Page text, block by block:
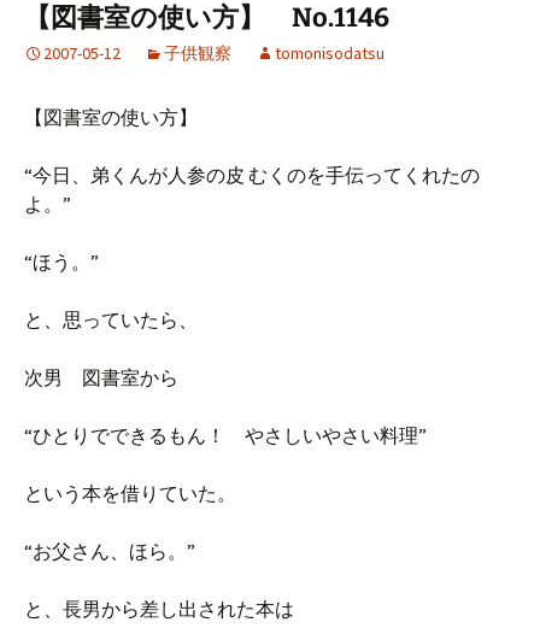
ツ
キ
プ
【図書室の使い方】 No.1146
2007-05-12 子供観察 tomonisodatsu
【図書室の使い方】
“今日、弟くんが人参の皮 むくのを手伝ってくれたの
よ。”
“ほう。”
と、思っていたら、
次男 図書室から
“ひとりでできるもん！ やさしいやさい料理”
という本を借りていた。
“お父さん、ほら。”
と、長男から差し出された本は